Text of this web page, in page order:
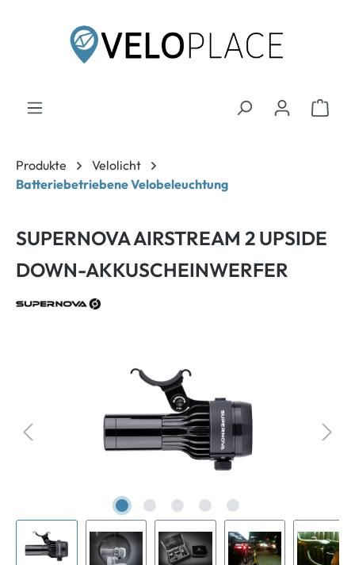
Produkte
Velolicht
Batteriebetriebene Velobeleuchtung
SUPERNOVA AIRSTREAM 2 UPSIDE
DOWN-AKKUSCHEINWERFER